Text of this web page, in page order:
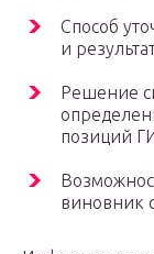
Способ
и
Решение
позиций
виновник